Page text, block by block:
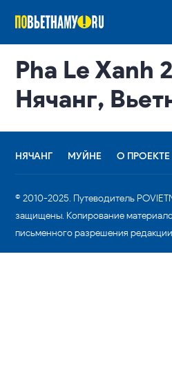
Pha Le Xanh
Нячанг,
НЯЧАНГ МУЙНЕ О ПРОЕКТЕ
© 2010-2025. Путеводитель
защищены. Копирование
письменного разрешения